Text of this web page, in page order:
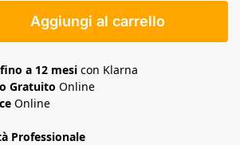
Aggiungi al carrello
a 12 mesi con Klarna
Gratuito Online
Online
Professionale